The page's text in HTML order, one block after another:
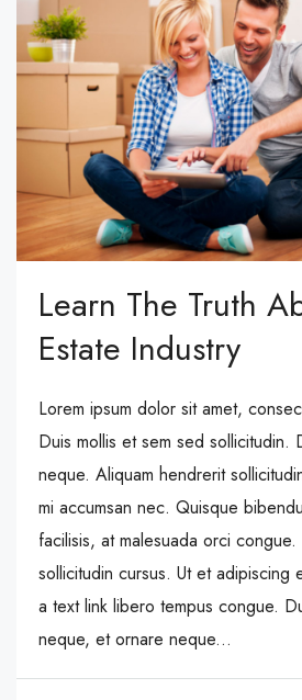
Learn The Truth
Estate Industry
Lorem ipsum dolor sit amet,
Duis mollis et sem sed sollicitudin.
neque. Aliquam hendrerit
mi accumsan nec. Quisque
facilisis, at malesuada orci congue.
sollicitudin cursus. Ut et adipiscing
a text link libero tempus congue.
neque, et ornare neque...